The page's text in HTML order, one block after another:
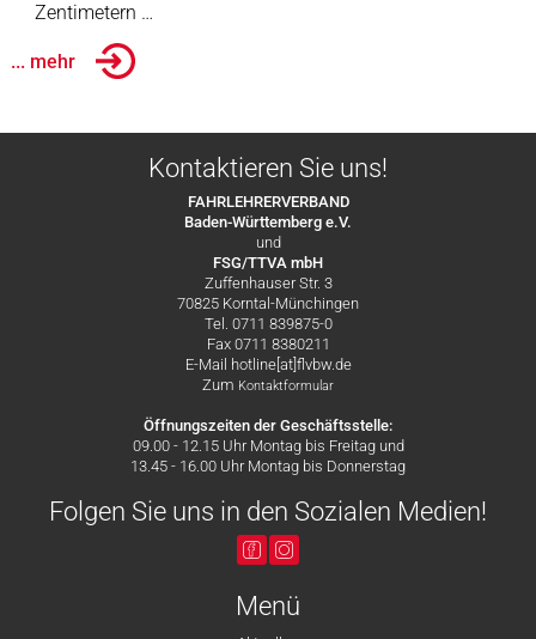
Zentimetern …
... mehr
Kontaktieren Sie uns!
FAHRLEHRERVERBAND
Baden-Württemberg e.V.
und
FSG/TTVA mbH
Zuffenhauser Str. 3
70825 Korntal-Münchingen
Tel. 0711 839875-0
Fax 0711 8380211
E-Mail hotline[at]flvbw.de
Zum Kontaktformular
Öffnungszeiten der Geschäftsstelle:
09.00 - 12.15 Uhr Montag bis Freitag und
13.45 - 16.00 Uhr Montag bis Donnerstag
Folgen Sie uns in den Sozialen Medien!
Menü